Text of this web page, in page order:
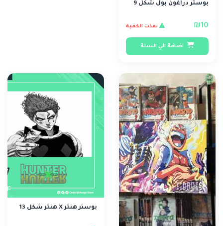
بوستر دراغون بول شكل 9
₪10 نفذت الكمية
اضافة الي السلة
بوستر هنتر X هنتر شكل 13